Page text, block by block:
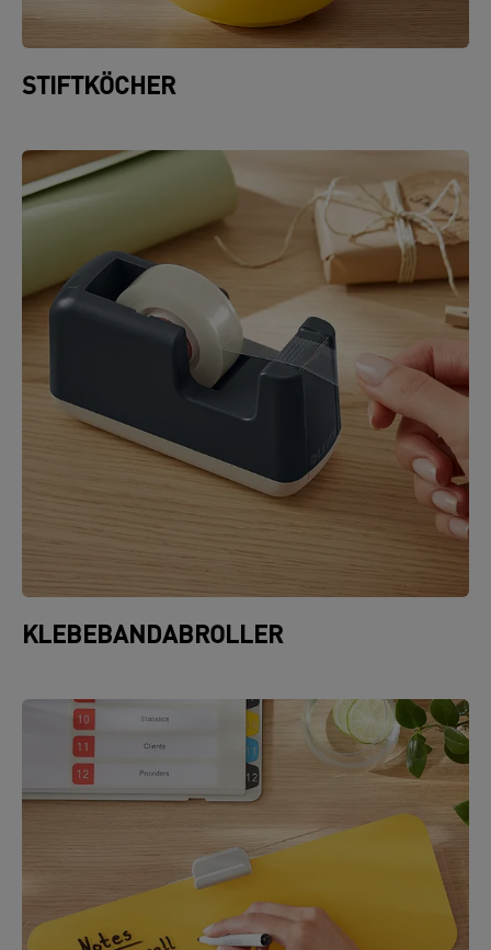
STIFTKÖCHER
KLEBEBANDABROLLER